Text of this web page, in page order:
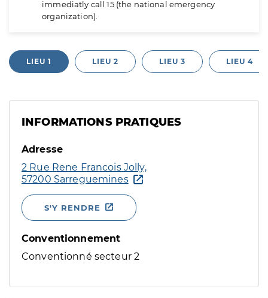
immediatly call 15 (the national emergency
organization).
LIEU 1 LIEU 2 LIEU 3 LIEU 4
INFORMATIONS PRATIQUES
Adresse
2 Rue Rene Francois Jolly,
57200 Sarreguemines
S'Y RENDRE
Conventionnement
Conventionné secteur 2